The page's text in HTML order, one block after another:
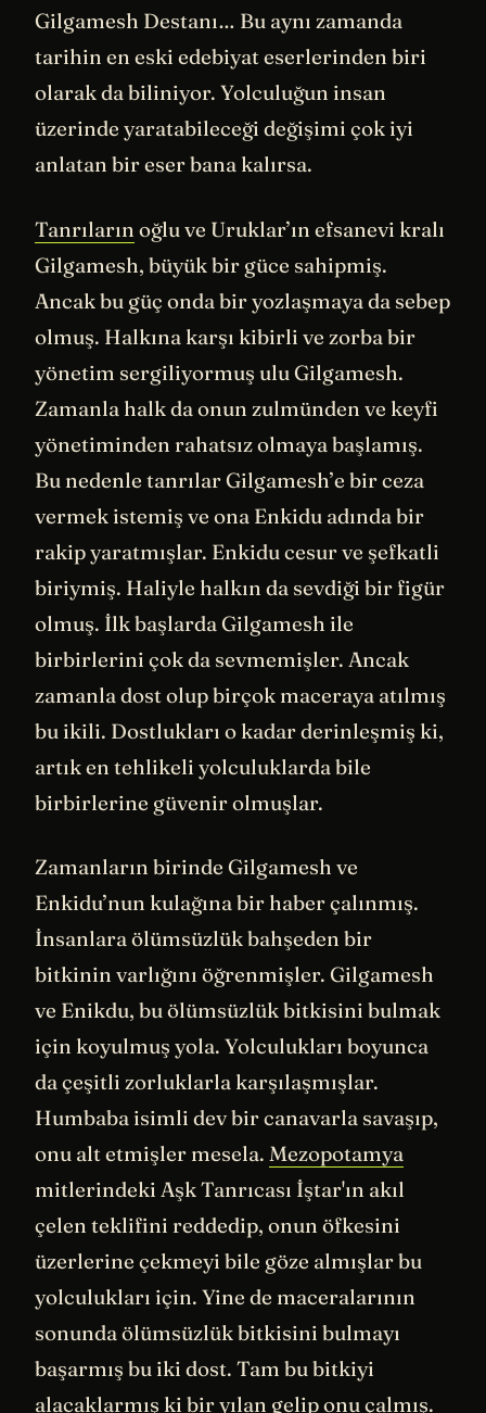
Gilgamesh Destanı… Bu aynı zamanda
tarihin en eski edebiyat eserlerinden biri
olarak da biliniyor. Yolculuğun insan
üzerinde yaratabileceği değişimi çok iyi
anlatan bir eser bana kalırsa.
Tanrıların oğlu ve Uruklar’ın efsanevi kralı
Gilgamesh, büyük bir güce sahipmiş.
Ancak bu güç onda bir yozlaşmaya da sebep
olmuş. Halkına karşı kibirli ve zorba bir
yönetim sergiliyormuş ulu Gilgamesh.
Zamanla halk da onun zulmünden ve keyfi
yönetiminden rahatsız olmaya başlamış.
Bu nedenle tanrılar Gilgamesh’e bir ceza
vermek istemiş ve ona Enkidu adında bir
rakip yaratmışlar. Enkidu cesur ve şefkatli
biriymiş. Haliyle halkın da sevdiği bir figür
olmuş. İlk başlarda Gilgamesh ile
birbirlerini çok da sevmemişler. Ancak
zamanla dost olup birçok maceraya atılmış
bu ikili. Dostlukları o kadar derinleşmiş ki,
artık en tehlikeli yolculuklarda bile
birbirlerine güvenir olmuşlar.
Zamanların birinde Gilgamesh ve
Enkidu’nun kulağına bir haber çalınmış.
İnsanlara ölümsüzlük bahşeden bir
bitkinin varlığını öğrenmişler. Gilgamesh
ve Enikdu, bu ölümsüzlük bitkisini bulmak
için koyulmuş yola. Yolculukları boyunca
da çeşitli zorluklarla karşılaşmışlar.
Humbaba isimli dev bir canavarla savaşıp,
onu alt etmişler mesela. Mezopotamya
mitlerindeki Aşk Tanrıcası İştar'ın akıl
çelen teklifini reddedip, onun öfkesini
üzerlerine çekmeyi bile göze almışlar bu
yolculukları için. Yine de maceralarının
sonunda ölümsüzlük bitkisini bulmayı
başarmış bu iki dost. Tam bu bitkiyi
alacaklarmış ki bir yılan gelip onu çalmış.